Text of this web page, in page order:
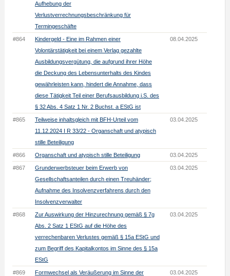
Aufhebung der
Verlustverrechnungsbeschränkung für
Termingeschäfte
#864
Kindergeld - Eine im Rahmen einer
Volontärstätigkeit bei einem Verlag gezahlte
Ausbildungsvergütung, die aufgrund ihrer Höhe
die Deckung des Lebensunterhalts des Kindes
gewährleisten kann, hindert die Annahme, dass
diese Tätigkeit Teil einer Berufsausbildung i.S. des
§ 32 Abs. 4 Satz 1 Nr. 2 Buchst. a EStG ist
08.04.2025
#865
Teilweise inhaltsgleich mit BFH-Urteil vom
11.12.2024 I R 33/22 - Organschaft und atypisch
stille Beteiligung
03.04.2025
#866 Organschaft und atypisch stille Beteiligung 03.04.2025
#867
Grunderwerbsteuer beim Erwerb von
Gesellschaftsanteilen durch einen Treuhänder;
Aufnahme des Insolvenzverfahrens durch den
Insolvenzverwalter
03.04.2025
#868
Zur Auswirkung der Hinzurechnung gemäß § 7g
Abs. 2 Satz 1 EStG auf die Höhe des
verrechenbaren Verlustes gemäß § 15a EStG und
zum Begriff des Kapitalkontos im Sinne des § 15a
EStG
03.04.2025
#869
Formwechsel als Veräußerung im Sinne der
03.04.2025